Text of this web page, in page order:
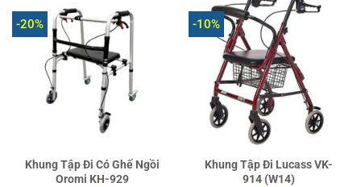
-20%
Khung Tập Đi Có Ghế Ngồi
Oromi KH-929
-10%
Khung Tập Đi Lucass VK-
914 (W14)